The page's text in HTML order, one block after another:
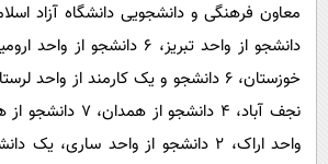
واحد اراک، ۲ دانشجو از واحد ساری،